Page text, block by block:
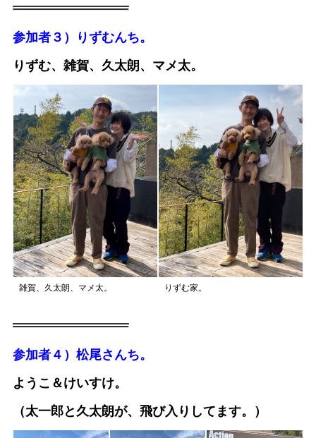
参加者３）りずむんち。
りずむ、雑賀、久太朗、マメ太。
雑賀、久太朗、マメ太。 りずむ家。
参加者４）松尾さんち。
ようこ＆けいすけ。
（太一郎と久太朗が、飛び入りしてます。）